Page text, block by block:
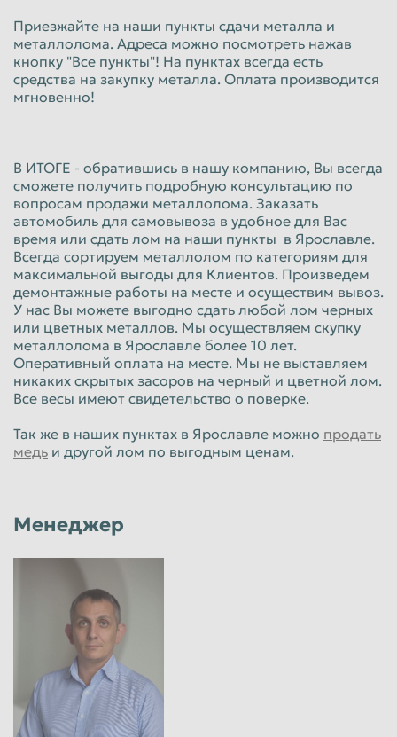
Приезжайте на наши пункты сдачи металла и
металлолома. Адреса можно посмотреть нажав
кнопку "Все пункты"! На пунктах всегда есть
средства на закупку металла. Оплата производится
мгновенно!
В ИТОГЕ - обратившись в нашу компанию, Вы всегда
сможете получить подробную консультацию по
вопросам продажи металлолома. Заказать
автомобиль для самовывоза в удобное для Вас
время или сдать лом на наши пункты в Ярославле.
Всегда сортируем металлолом по категориям для
максимальной выгоды для Клиентов. Произведем
демонтажные работы на месте и осуществим вывоз.
У нас Вы можете выгодно сдать любой лом черных
или цветных металлов. Мы осуществляем скупку
металлолома в Ярославле более 10 лет.
Оперативный оплата на месте. Мы не выставляем
никаких скрытых засоров на черный и цветной лом.
Все весы имеют свидетельство о поверке.
Так же в наших пунктах в Ярославле можно продать
медь и другой лом по выгодным ценам.
Менеджер